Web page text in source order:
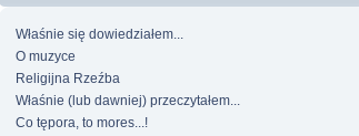
Właśnie się dowiedziałem...
O muzyce
Religijna Rzeźba
Właśnie (lub dawniej) przeczytałem...
Co tępora, to mores...!